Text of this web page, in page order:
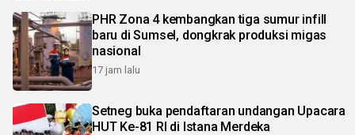
PHR Zona 4 kembangkan tiga sumur infill
baru di Sumsel, dongkrak produksi migas
nasional
17 jam lalu
Setneg buka pendaftaran undangan Upacara
HUT Ke-81 RI di Istana Merdeka